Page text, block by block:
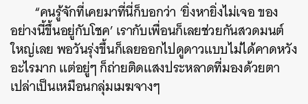
“คนรู้จักที่เคยมาที่นี่ก็บอกว่า ‘ยิ่งหายิ่งไม่เจอ ของ
อย่างนี้ขึ้นอยู่กับโชค’ เรากับเพื่อนก็เลยช่วยกันสวดมนต์
ใหญ่เลย พอวันรุ่งขึ้นก็เลยออกไปดูดาวแบบไม่ได้คาดหวัง
อะไรมาก แต่อยู่ๆ ก็ถ่ายติดแสงประหลาดที่มองด้วยตา
เปล่าเป็นเหมือนกลุ่มเมฆจางๆ